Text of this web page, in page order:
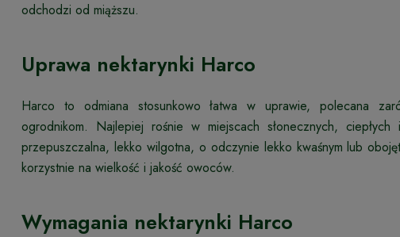
odchodzi od miąższu.
Uprawa nektarynki Harco
Harco to odmiana stosunkowo łatwa w uprawie, polecana
ogrodnikom. Najlepiej rośnie w miejscach słonecznych,
przepuszczalna, lekko wilgotna, o odczynie lekko kwaśnym lub
korzystnie na wielkość i jakość owoców.
Wymagania nektarynki Harco